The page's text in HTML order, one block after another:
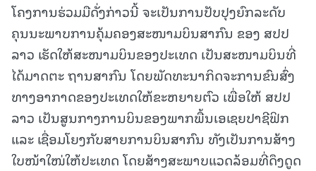
ໂຄງການຮ່ວມມືດັ່ງກ່າວນີ້ ຈະເປັນການປັບປຸງຍົກລະດັບ
ຄຸນນະພາບການຄຸ້ມຄອງສະໜາມບິນສາກົນ ຂອງ ສປປ
ລາວ ເຮັດໃຫ້ສະໜາມບິນຂອງປະເທດ ເປັນສະໜາມບິນທີ່
ໄດ້ມາດຕະ ຖານສາກົນ ໂດຍພັດທະນາກິດຈະການຂົນສົ່ງ
ທາງອາກາດຂອງປະເທດໃຫ້ຂະຫຍາຍຕົວ ເພື່ອໃຫ້ ສປປ
ລາວ ເປັນສູນກາງການບິນຂອງພາກພື້ນເອເຊຍປາຊີຟິກ
ແລະ ເຊື່ອມໂຍງກັບສາຍການບິນສາກົນ ທັງເປັນການສ້າງ
ໃບໜ້າໃໜ່ໃຫ້ປະເທດ ໂດຍສ້າງສະພາບແວດລ້ອມທີ່ດຶງດູດ